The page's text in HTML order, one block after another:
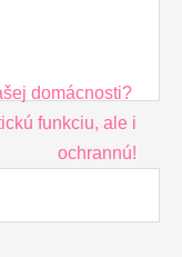
domácnosti?
funkciu, ale i
ochrannú!